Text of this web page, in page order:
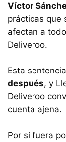
Víctor
prácticas que
afectan a
Deliveroo.
Esta
después, y
Deliveroo
cuenta ajena.
Por si fuera